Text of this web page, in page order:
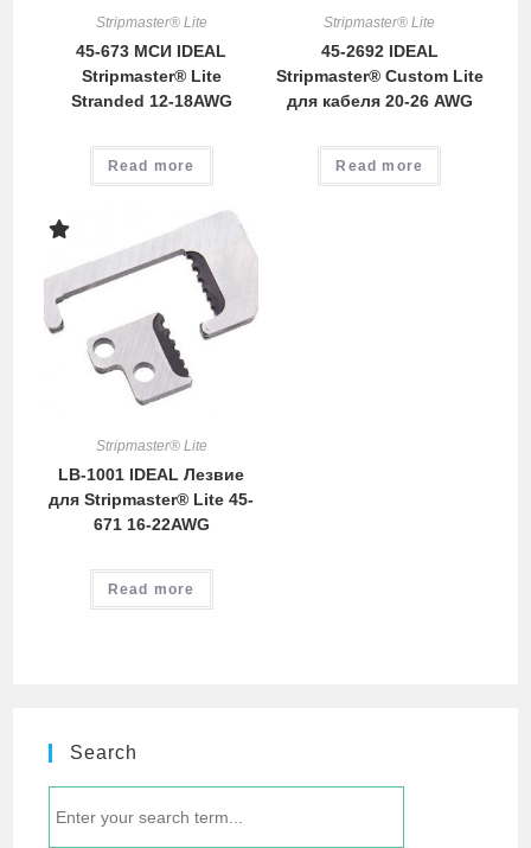
Stripmaster® Lite
45-673 МСИ IDEAL
Stripmaster® Lite
Stranded 12-18AWG
Read more
Stripmaster® Lite
45-2692 IDEAL
Stripmaster® Custom Lite
для кабеля 20-26 AWG
Read more
Stripmaster® Lite
LB-1001 IDEAL Лезвие
для Stripmaster® Lite 45-
671 16-22AWG
Read more
Search